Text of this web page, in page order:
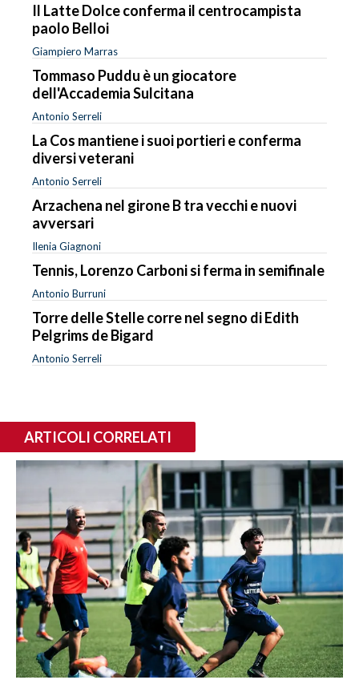
Il Latte Dolce conferma il centrocampista
paolo Belloi
Giampiero Marras
Tommaso Puddu è un giocatore
dell'Accademia Sulcitana
Antonio Serreli
La Cos mantiene i suoi portieri e conferma
diversi veterani
Antonio Serreli
Arzachena nel girone B tra vecchi e nuovi
avversari
Ilenia Giagnoni
Tennis, Lorenzo Carboni si ferma in semifinale
Antonio Burruni
Torre delle Stelle corre nel segno di Edith
Pelgrims de Bigard
Antonio Serreli
ARTICOLI CORRELATI